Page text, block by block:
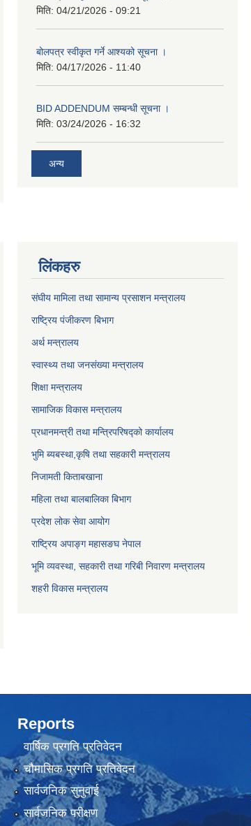
मिति: 04/21/2026 - 09:21
बोलपत्र स्वीकृत गर्ने आश्यको सूचना ।
मिति: 04/17/2026 - 11:40
BID ADDENDUM सम्बन्धी सूचना ।
मिति: 03/24/2026 - 16:32
अन्य
लिंकहरु
संघीय मामिला तथा सामान्य प्रसाशन मन्त्रालय
राष्ट्रिय पंजीकरण बिभाग
अर्थ मन्त्रालय
स्वास्थ्य तथा जनसंख्या मन्त्रालय
शिक्षा मन्त्रालय
सामाजिक विकास मन्त्रालय
प्रधानमन्त्री तथा मन्त्रिपरिषद्को कार्यालय
भुमि ब्यबस्था,कृषि तथा सहकारी मन्त्रालय
निजामती किताबखाना
महिला तथा बालबालिका बिभाग
प्रदेश लोक सेवा आयोग
राष्ट्रिय अपाङ्ग महासङघ नेपाल
भूमि व्यवस्था, सहकारी तथा गरिबी निवारण मन्त्रालय
शहरी विकास मन्त्रालय
Reports
वार्षिक प्रगति प्रतिवेदन
चौमासिक प्रगति प्रतिवेदन
सार्वजनिक सुनुवाई
सार्वजनिक परीक्षण